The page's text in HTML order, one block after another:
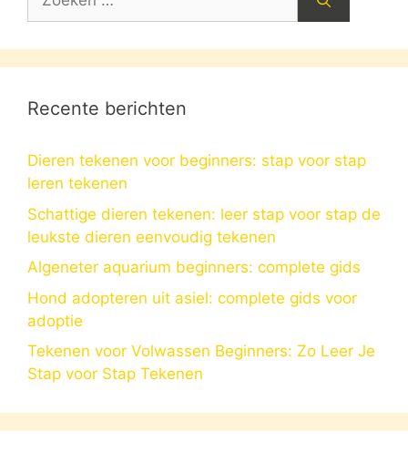
Recente berichten
Dieren tekenen voor beginners: stap voor stap
leren tekenen
Schattige dieren tekenen: leer stap voor stap de
leukste dieren eenvoudig tekenen
Algeneter aquarium beginners: complete gids
Hond adopteren uit asiel: complete gids voor
adoptie
Tekenen voor Volwassen Beginners: Zo Leer Je
Stap voor Stap Tekenen